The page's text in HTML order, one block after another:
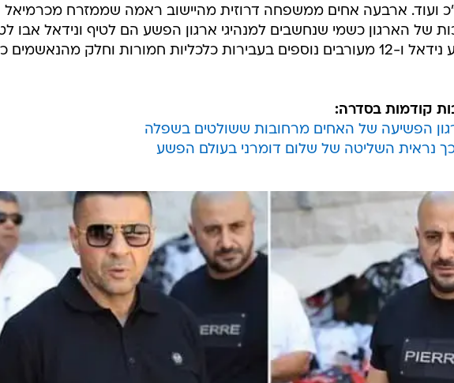
ועוד. ארבעה אחים ממשפחה דרוזית מהיישוב ראמה שממזרח מכרמיאל
של הארגון כשמי שנחשבים למנהיגי ארגון הפשע הם לטיף ונידאל אבו
הורשע נידאל ו-12 מעורבים נוספים בעבירות כלכליות חמורות וחלק מהנאשמים
קודמות בסדרה:
הפשיעה של האחים מרחובות ששולטים בשפלה
נראית השליטה של שלום דומרני בעולם הפשע